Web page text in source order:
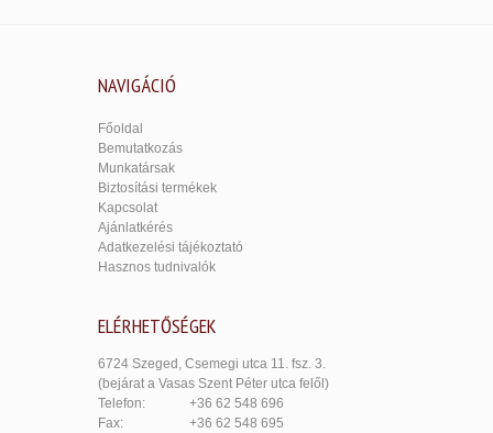
NAVIGÁCIÓ
Főoldal
Bemutatkozás
Munkatársak
Biztosítási termékek
Kapcsolat
Ajánlatkérés
Adatkezelési tájékoztató
Hasznos tudnivalók
ELÉRHETŐSÉGEK
6724 Szeged, Csemegi utca 11. fsz. 3.
(bejárat a Vasas Szent Péter utca felől)
Telefon:
+36 62 548 696
Fax:
+36 62 548 695